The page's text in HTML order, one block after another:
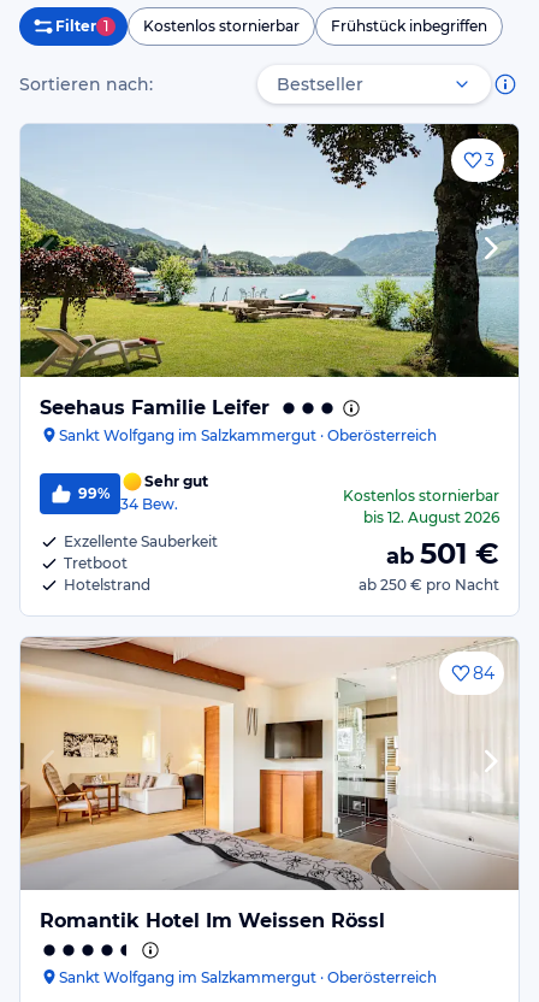
Filter 1 Kostenlos stornierbar Frühstück inbegriffen
Sortieren nach:
3
Seehaus Familie Leifer
Sankt Wolfgang im Salzkammergut · Oberösterreich
99%
Sehr gut
34 Bew.
Exzellente Sauberkeit
Tretboot
Hotelstrand
Kostenlos stornierbar
bis 12. August 2026
ab 501 €
ab 250 € pro Nacht
84
Romantik Hotel Im Weissen Rössl
Sankt Wolfgang im Salzkammergut · Oberösterreich